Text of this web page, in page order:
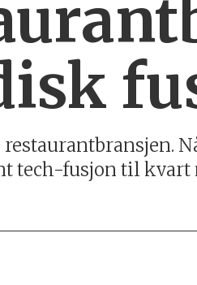
tech-fusjon til